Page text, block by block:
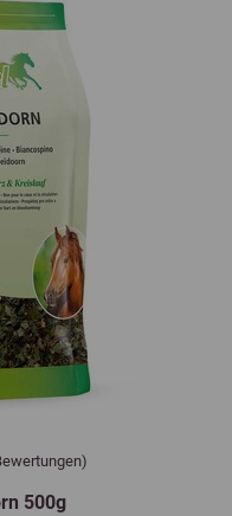
500g